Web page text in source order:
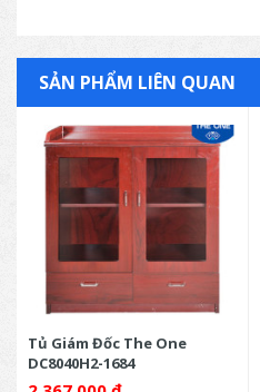
SẢN PHẨM LIÊN QUAN
Tủ Giám Đốc The One
DC8040H2-1684